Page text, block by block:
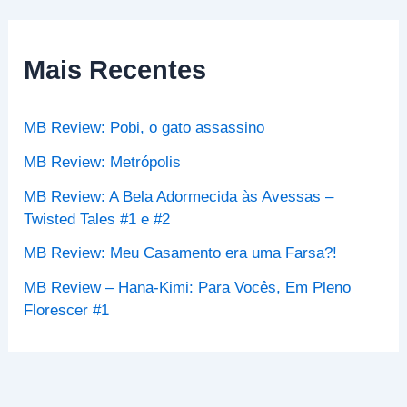
s
a
o
:
Mais Recentes
MB Review: Pobi, o gato assassino
MB Review: Metrópolis
MB Review: A Bela Adormecida às Avessas –
Twisted Tales #1 e #2
MB Review: Meu Casamento era uma Farsa?!
MB Review – Hana-Kimi: Para Vocês, Em Pleno
Florescer #1